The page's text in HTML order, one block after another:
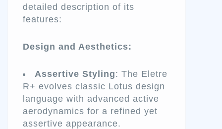
detailed description of its
features:
Design and Aesthetics:
Assertive Styling: The Eletre
R+ evolves classic Lotus design
language with advanced active
aerodynamics for a refined yet
assertive appearance.